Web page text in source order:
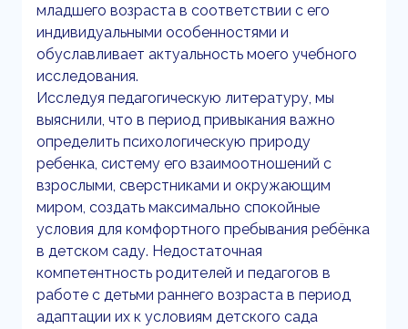
младшего возраста в соответствии с его
индивидуальными особенностями и
обуславливает актуальность моего учебного
исследования.
Исследуя педагогическую литературу, мы
выяснили, что в период привыкания важно
определить психологическую природу
ребенка, систему его взаимоотношений с
взрослыми, сверстниками и окружающим
миром, создать максимально спокойные
условия для комфортного пребывания ребёнка
в детском саду. Недостаточная
компетентность родителей и педагогов в
работе с детьми раннего возраста в период
адаптации их к условиям детского сада